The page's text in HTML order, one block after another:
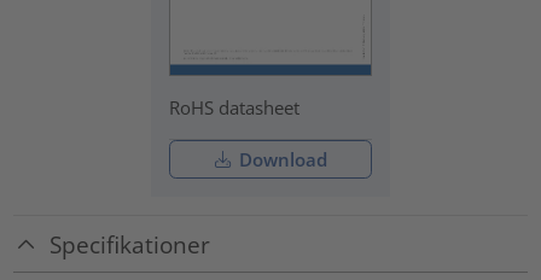
RoHS datasheet
Download
Specifikationer